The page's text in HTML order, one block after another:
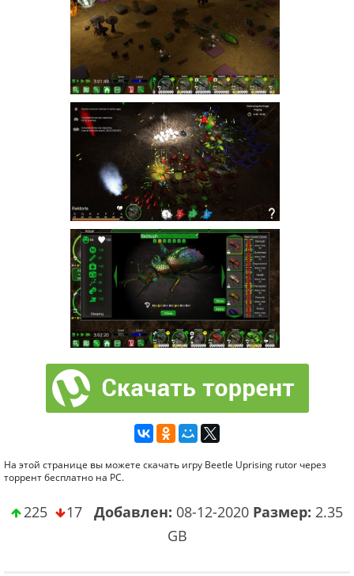
На этой странице вы можете скачать игру Beetle Uprising rutor через
торрент бесплатно на PC.
225 17 Добавлен: 08-12-2020 Размер: 2.35
GB